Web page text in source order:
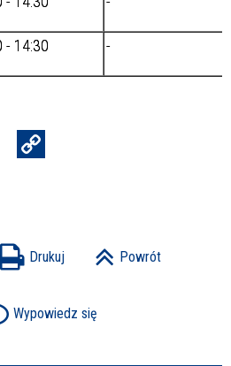
- 14:30 -
Drukuj Powrót
Wypowiedz się